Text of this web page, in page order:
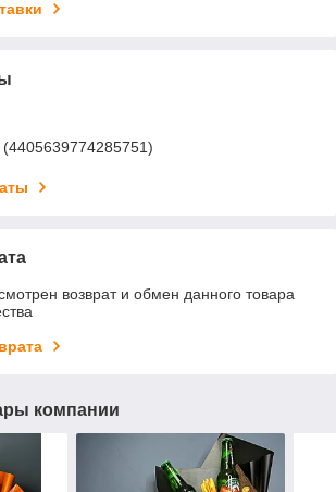
(4405639774285751)
возврат и обмен данного товара
компании